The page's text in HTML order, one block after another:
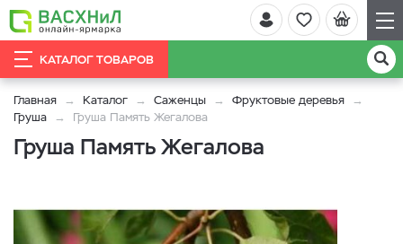
КАТАЛОГ ТОВАРОВ
Главная Каталог Саженцы
Фруктовые деревья
Груша
Груша Память Жегалова
Груша Память Жегалова